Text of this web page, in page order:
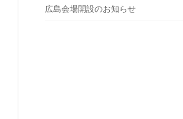
広島会場開設のお知らせ